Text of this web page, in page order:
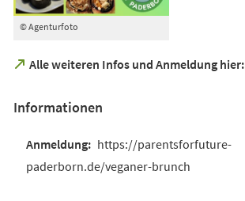
© Agenturfoto
Alle weiteren Infos und Anmeldung hier:
(Öffnet
neuen
Informationen
https://parentsforfuture-
paderborn.de/veganer-brunch